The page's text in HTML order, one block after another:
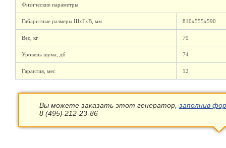
Физические параметры
Габаритные размеры ШхГхВ, мм 810x555x590
Вес, кг 79
Уровень шума, дб 74
Гарантия, мес 12
Вы можете заказать этот генератор, заполнив
8 (495) 212-23-86